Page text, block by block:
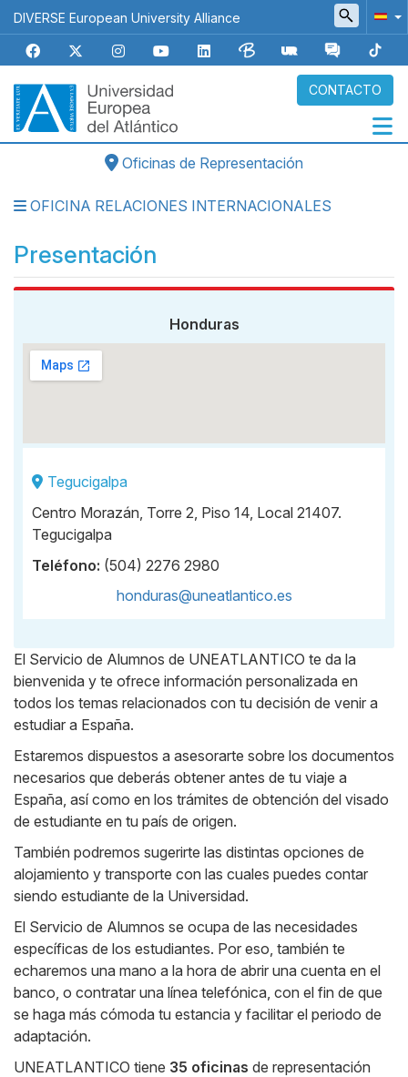
Pasar
al
contenido
principal
DIVERSE European University Alliance
CONTACTO
Navegación
principal
Micrositios
Oficinas de Representación
OFICINA RELACIONES INTERNACIONALES
Presentación
Honduras
Tegucigalpa
Centro Morazán, Torre 2, Piso 14, Local 21407.
Tegucigalpa
Teléfono: (504) 2276 2980
honduras@uneatlantico.es
Body
El Servicio de Alumnos de UNEATLANTICO te da la
bienvenida y te ofrece información personalizada en
todos los temas relacionados con tu decisión de venir a
estudiar a España.
Estaremos dispuestos a asesorarte sobre los documentos
necesarios que deberás obtener antes de tu viaje a
España, así como en los trámites de obtención del visado
de estudiante en tu país de origen.
También podremos sugerirte las distintas opciones de
alojamiento y transporte con las cuales puedes contar
siendo estudiante de la Universidad.
El Servicio de Alumnos se ocupa de las necesidades
específicas de los estudiantes. Por eso, también te
echaremos una mano a la hora de abrir una cuenta en el
banco, o contratar una línea telefónica, con el fin de que
se haga más cómoda tu estancia y facilitar el periodo de
adaptación.
UNEATLANTICO tiene 35 oficinas de representación